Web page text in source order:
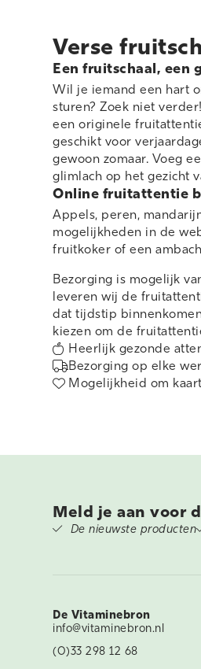
Verse
Een fruitschaal, een
Wil je iemand een hart
sturen? Zoek niet
een originele
geschikt voor
gewoon zomaar. Voeg
glimlach op het gezicht
Online fruitattentie
Appels, peren,
mogelijkheden in de
fruitkoker of een
Bezorging is mogelijk
leveren wij de
dat tijdstip
kiezen om de
Heerlijk gezonde
Bezorging op elke
Mogelijkheid om
Meld je aan voor
De nieuwste producten
De Vitaminebron
info@vitaminebron.nl
(0)33 298 12 68